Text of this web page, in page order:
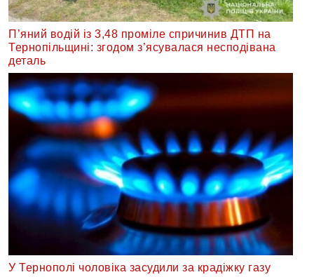
П’яний водій із 3,48 проміле спричинив ДТП на
Тернопільщині: згодом з’ясувалася несподівана
деталь
У Тернополі чоловіка засудили за крадіжку газу